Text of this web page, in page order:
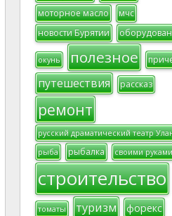
моторное масло
мчс
новости Бурятии
окунь полезное
путешествия рассказ
ремонт
русский драматический театр
рыба
рыбалка своими руками
строительство
томаты туризм форекс